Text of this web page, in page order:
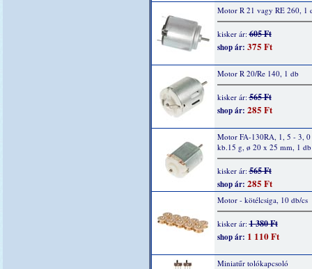
Motor R 21 vagy RE 260, 1
kisker ár:605 Ft
shop ár: 375 Ft
Motor R 20/Re 140, 1 db
kisker ár:565 Ft
shop ár: 285 Ft
Motor FA-130RA, 1, 5 - 3,
kb.15 g, ø 20 x 25 mm, 1 db
kisker ár:565 Ft
shop ár: 285 Ft
Motor - kötélcsiga, 10 db/cs
kisker ár:1 380 Ft
shop ár: 1 110 Ft
Miniatűr tolókapcsoló